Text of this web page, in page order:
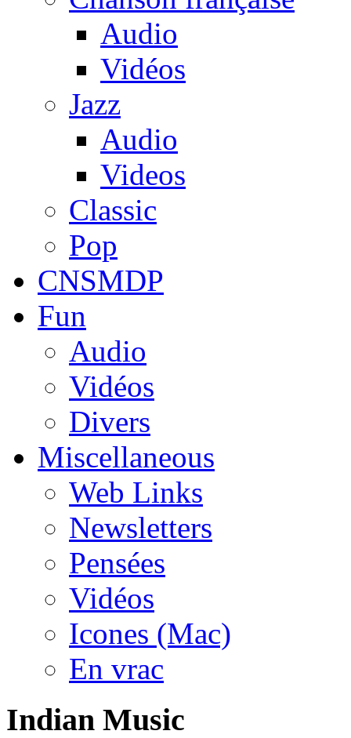
Audio
Vidéos
Jazz
Audio
Videos
Classic
Pop
CNSMDP
Fun
Audio
Vidéos
Divers
Miscellaneous
Web Links
Newsletters
Pensées
Vidéos
Icones (Mac)
En vrac
Indian Music